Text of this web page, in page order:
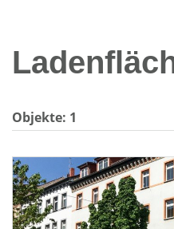
Objekte: 1